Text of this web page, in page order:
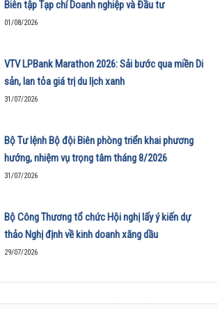
Biên tập Tạp chí Doanh nghiệp và Đầu tư
01/08/2026
VTV LPBank Marathon 2026: Sải bước qua miền Di
sản, lan tỏa giá trị du lịch xanh
31/07/2026
Bộ Tư lệnh Bộ đội Biên phòng triển khai phương
hướng, nhiệm vụ trọng tâm tháng 8/2026
31/07/2026
Bộ Công Thương tổ chức Hội nghị lấy ý kiến dự
thảo Nghị định về kinh doanh xăng dầu
29/07/2026